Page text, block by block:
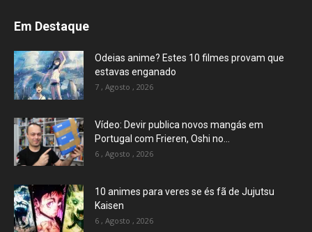
Em Destaque
Odeias anime? Estes 10 filmes provam que
estavas enganado
7 , Agosto , 2026
Vídeo: Devir publica novos mangás em
Portugal com Frieren, Oshi no...
6 , Agosto , 2026
10 animes para veres se és fã de Jujutsu
Kaisen
6 , Agosto , 2026